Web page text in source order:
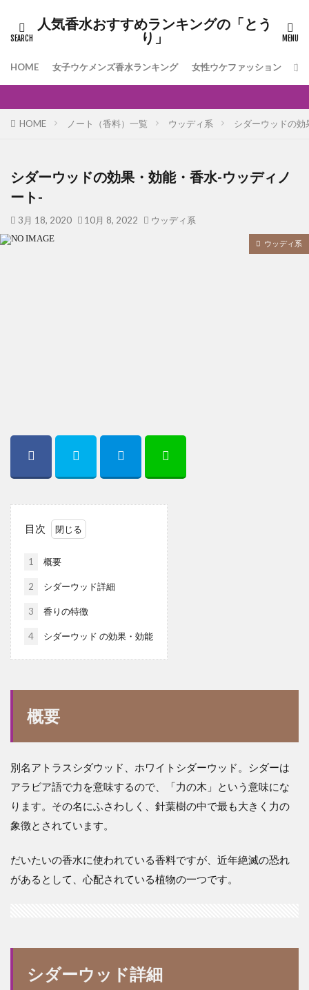
人気香水おすすめランキングの「とう
り」
HOME 女子ウケメンズ香水ランキング 女性ウケファッション [年
HOME ノート（香料）一覧 ウッディ系 シダーウッドの
シダーウッドの効果・効能・香水-ウッディノ
ート-
3月 18, 2020 10月 8, 2022 ウッディ系
ウッディ系
目次
1 概要
2 シダーウッド詳細
3 香りの特徴
4 シダーウッド の効果・効能
概要
別名アトラスシダウッド、ホワイトシダーウッド。シダーは
アラビア語で力を意味するので、「力の木」という意味にな
ります。その名にふさわしく、針葉樹の中で最も大きく力の
象徴とされています。
だいたいの香水に使われている香料ですが、近年絶滅の恐れ
があるとして、心配されている植物の一つです。
シダーウッド詳細